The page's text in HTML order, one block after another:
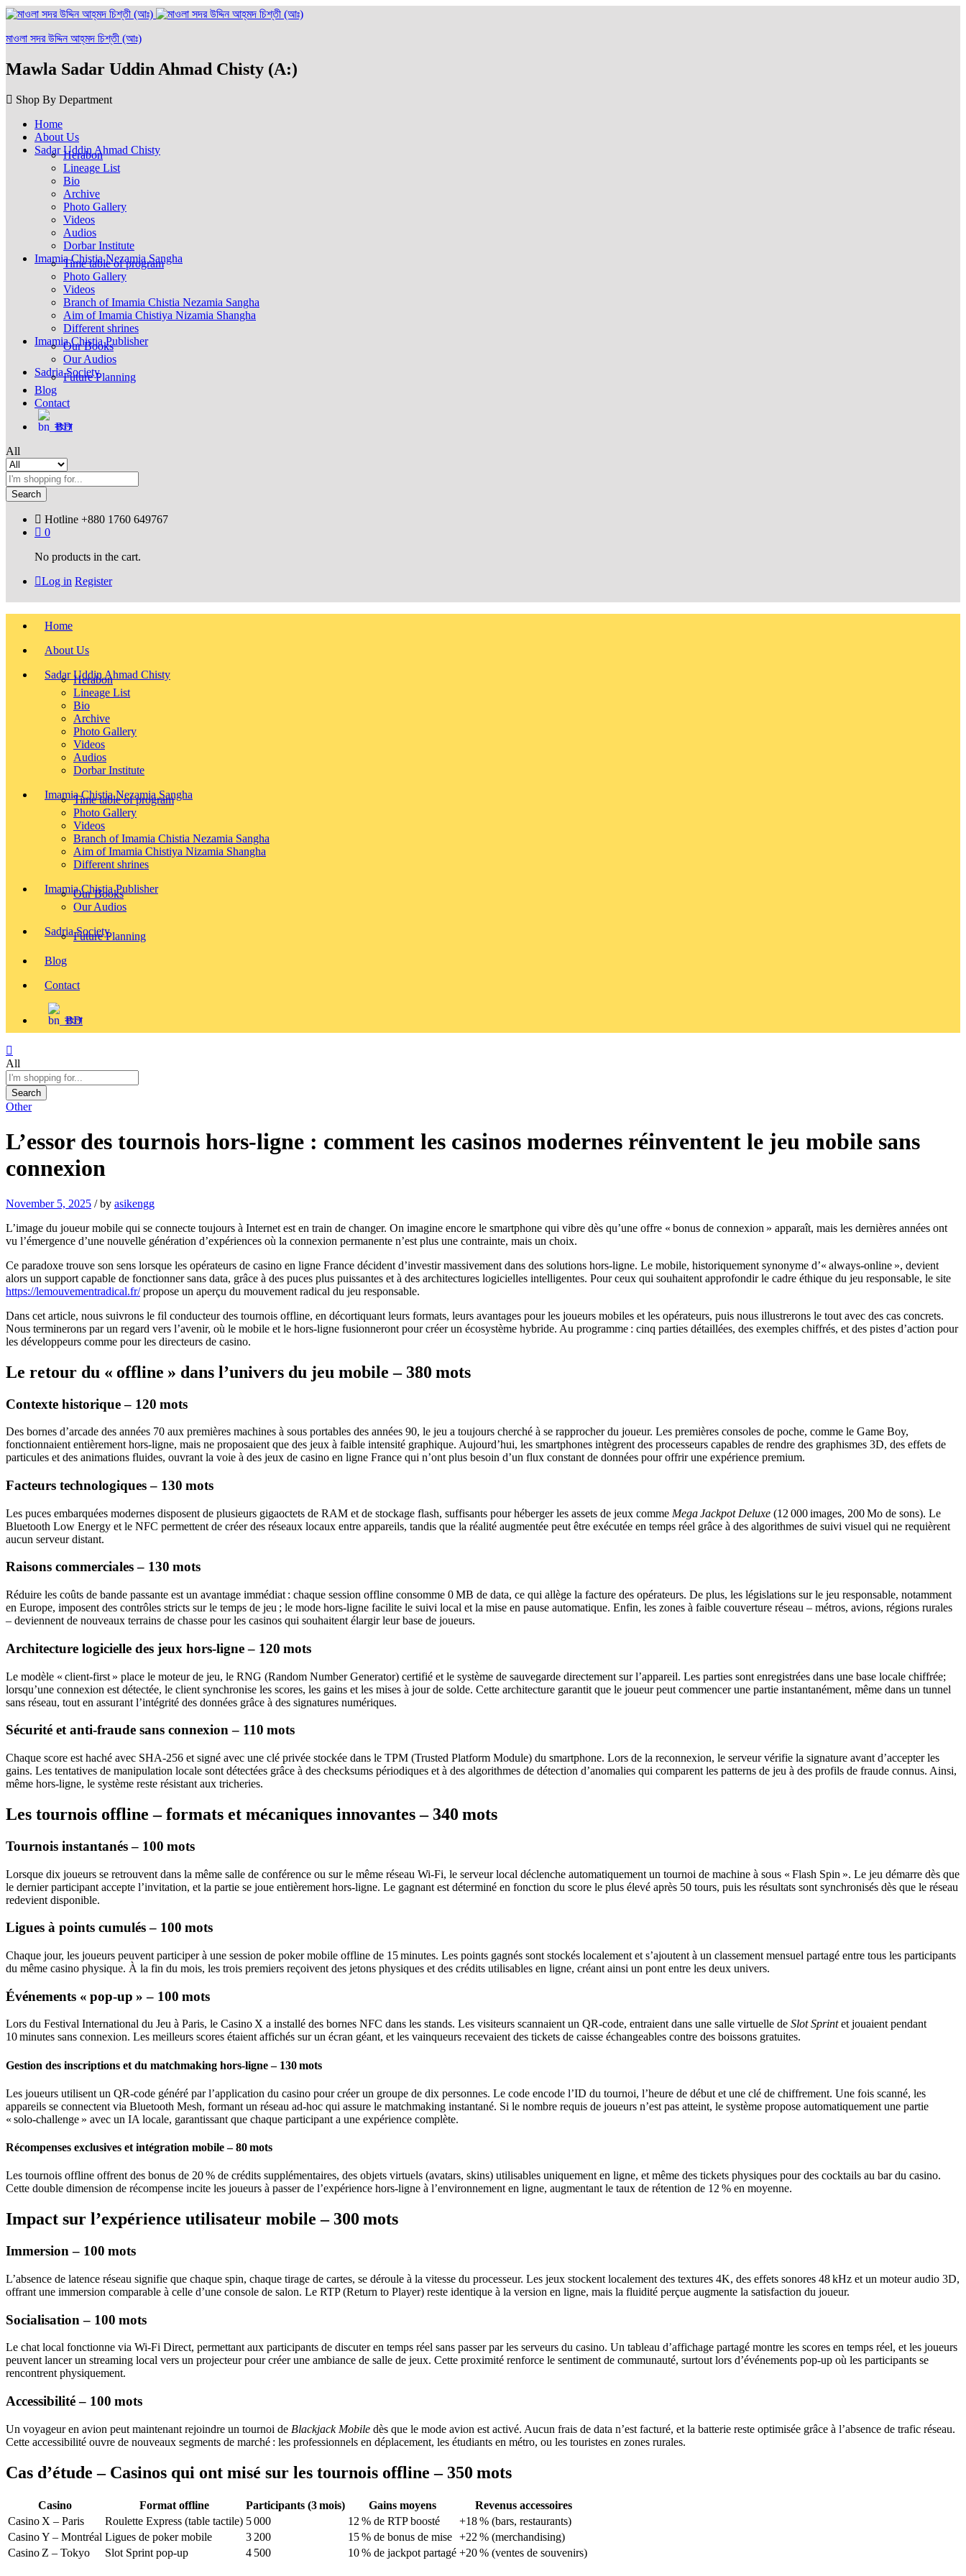
মাওলা সদর উদ্দিন আহ্‌মদ চিশ্‌তী (আঃ)
Mawla Sadar Uddin Ahmad Chisty (A:)
Shop By Department
Home
About Us
Sadar Uddin Ahmad Chisty
Herabon
Lineage List
Bio
Archive
Photo Gallery
Videos
Audios
Dorbar Institute
Imamia Chistia Nezamia Sangha
Time table of program
Photo Gallery
Videos
Branch of Imamia Chistia Nezamia Sangha
Aim of Imamia Chistiya Nizamia Shangha
Different shrines
Imamia Chistia Publisher
Our Books
Our Audios
Sadria Society
Future Planning
Blog
Contact
বাংলা
All
Search
Hotline +880 1760 649767
0
No products in the cart.
Log in Register
Home
About Us
Sadar Uddin Ahmad Chisty
Herabon
Lineage List
Bio
Archive
Photo Gallery
Videos
Audios
Dorbar Institute
Imamia Chistia Nezamia Sangha
Time table of program
Photo Gallery
Videos
Branch of Imamia Chistia Nezamia Sangha
Aim of Imamia Chistiya Nizamia Shangha
Different shrines
Imamia Chistia Publisher
Our Books
Our Audios
Sadria Society
Future Planning
Blog
Contact
বাংলা
All
Search
Other
L’essor des tournois hors‑ligne : comment les casinos modernes réinventent le jeu mobile sans
connexion
November 5, 2025 /by asikengg
L’image du joueur mobile qui se connecte toujours à Internet est en train de changer. On imagine encore le smartphone qui vibre dès qu’une offre « bonus de connexion » apparaît, mais les dernières années ont
vu l’émergence d’une nouvelle génération d’expériences où la connexion permanente n’est plus une contrainte, mais un choix.
Ce paradoxe trouve son sens lorsque les opérateurs de casino en ligne France décident d’investir massivement dans des solutions hors‑ligne. Le mobile, historiquement synonyme d’« always‑online », devient
alors un support capable de fonctionner sans data, grâce à des puces plus puissantes et à des architectures logicielles intelligentes. Pour ceux qui souhaitent approfondir le cadre éthique du jeu responsable, le site
https://lemouvementradical.fr/propose un aperçu du mouvement radical du jeu responsable.
Dans cet article, nous suivrons le fil conducteur des tournois offline, en décortiquant leurs formats, leurs avantages pour les joueurs mobiles et les opérateurs, puis nous illustrerons le tout avec des cas concrets.
Nous terminerons par un regard vers l’avenir, où le mobile et le hors‑ligne fusionneront pour créer un écosystème hybride. Au programme : cinq parties détaillées, des exemples chiffrés, et des pistes d’action pour
les développeurs comme pour les directeurs de casino.
Le retour du « offline » dans l’univers du jeu mobile – 380 mots
Contexte historique – 120 mots
Des bornes d’arcade des années 70 aux premières machines à sous portables des années 90, le jeu a toujours cherché à se rapprocher du joueur. Les premières consoles de poche, comme le Game Boy,
fonctionnaient entièrement hors‑ligne, mais ne proposaient que des jeux à faible intensité graphique. Aujourd’hui, les smartphones intègrent des processeurs capables de rendre des graphismes 3D, des effets de
particules et des animations fluides, ouvrant la voie à des jeux de casino en ligne France qui n’ont plus besoin d’un flux constant de données pour offrir une expérience premium.
Facteurs technologiques – 130 mots
Les puces embarquées modernes disposent de plusieurs gigaoctets de RAM et de stockage flash, suffisants pour héberger les assets de jeux comme Mega Jackpot Deluxe (12 000 images, 200 Mo de sons). Le
Bluetooth Low Energy et le NFC permettent de créer des réseaux locaux entre appareils, tandis que la réalité augmentée peut être exécutée en temps réel grâce à des algorithmes de suivi visuel qui ne requièrent
aucun serveur distant.
Raisons commerciales – 130 mots
Réduire les coûts de bande passante est un avantage immédiat : chaque session offline consomme 0 MB de data, ce qui allège la facture des opérateurs. De plus, les législations sur le jeu responsable, notamment
en Europe, imposent des contrôles stricts sur le temps de jeu ; le mode hors‑ligne facilite le suivi local et la mise en pause automatique. Enfin, les zones à faible couverture réseau – métros, avions, régions rurales
– deviennent de nouveaux terrains de chasse pour les casinos qui souhaitent élargir leur base de joueurs.
Architecture logicielle des jeux hors‑ligne – 120 mots
Le modèle « client‑first » place le moteur de jeu, le RNG (Random Number Generator) certifié et le système de sauvegarde directement sur l’appareil. Les parties sont enregistrées dans une base locale chiffrée;
lorsqu’une connexion est détectée, le client synchronise les scores, les gains et les mises à jour de solde. Cette architecture garantit que le joueur peut commencer une partie instantanément, même dans un tunnel
sans réseau, tout en assurant l’intégrité des données grâce à des signatures numériques.
Sécurité et anti‑fraude sans connexion – 110 mots
Chaque score est haché avec SHA‑256 et signé avec une clé privée stockée dans le TPM (Trusted Platform Module) du smartphone. Lors de la reconnexion, le serveur vérifie la signature avant d’accepter les
gains. Les tentatives de manipulation locale sont détectées grâce à des checksums périodiques et à des algorithmes de détection d’anomalies qui comparent les patterns de jeu à des profils de fraude connus. Ainsi,
même hors‑ligne, le système reste résistant aux tricheries.
Les tournois offline – formats et mécaniques innovantes – 340 mots
Tournois instantanés – 100 mots
Lorsque dix joueurs se retrouvent dans la même salle de conférence ou sur le même réseau Wi‑Fi, le serveur local déclenche automatiquement un tournoi de machine à sous « Flash Spin ». Le jeu démarre dès que
le dernier participant accepte l’invitation, et la partie se joue entièrement hors‑ligne. Le gagnant est déterminé en fonction du score le plus élevé après 50 tours, puis les résultats sont synchronisés dès que le réseau
redevient disponible.
Ligues à points cumulés – 100 mots
Chaque jour, les joueurs peuvent participer à une session de poker mobile offline de 15 minutes. Les points gagnés sont stockés localement et s’ajoutent à un classement mensuel partagé entre tous les participants
du même casino physique. À la fin du mois, les trois premiers reçoivent des jetons physiques et des crédits utilisables en ligne, créant ainsi un pont entre les deux univers.
Événements « pop‑up » – 100 mots
Lors du Festival International du Jeu à Paris, le Casino X a installé des bornes NFC dans les stands. Les visiteurs scannaient un QR‑code, entraient dans une salle virtuelle de Slot Sprintet jouaient pendant
10 minutes sans connexion. Les meilleurs scores étaient affichés sur un écran géant, et les vainqueurs recevaient des tickets de caisse échangeables contre des boissons gratuites.
Gestion des inscriptions et du matchmaking hors‑ligne – 130 mots
Les joueurs utilisent un QR‑code généré par l’application du casino pour créer un groupe de dix personnes. Le code encode l’ID du tournoi, l’heure de début et une clé de chiffrement. Une fois scanné, les
appareils se connectent via Bluetooth Mesh, formant un réseau ad‑hoc qui assure le matchmaking instantané. Si le nombre requis de joueurs n’est pas atteint, le système propose automatiquement une partie
« solo‑challenge » avec un IA locale, garantissant que chaque participant a une expérience complète.
Récompenses exclusives et intégration mobile – 80 mots
Les tournois offline offrent des bonus de 20 % de crédits supplémentaires, des objets virtuels (avatars, skins) utilisables uniquement en ligne, et même des tickets physiques pour des cocktails au bar du casino.
Cette double dimension de récompense incite les joueurs à passer de l’expérience hors‑ligne à l’environnement en ligne, augmentant le taux de rétention de 12 % en moyenne.
Impact sur l’expérience utilisateur mobile – 300 mots
Immersion – 100 mots
L’absence de latence réseau signifie que chaque spin, chaque tirage de cartes, se déroule à la vitesse du processeur. Les jeux stockent localement des textures 4K, des effets sonores 48 kHz et un moteur audio 3D,
offrant une immersion comparable à celle d’une console de salon. Le RTP (Return to Player) reste identique à la version en ligne, mais la fluidité perçue augmente la satisfaction du joueur.
Socialisation – 100 mots
Le chat local fonctionne via Wi‑Fi Direct, permettant aux participants de discuter en temps réel sans passer par les serveurs du casino. Un tableau d’affichage partagé montre les scores en temps réel, et les joueurs
peuvent lancer un streaming local vers un projecteur pour créer une ambiance de salle de jeux. Cette proximité renforce le sentiment de communauté, surtout lors d’événements pop‑up où les participants se
rencontrent physiquement.
Accessibilité – 100 mots
Un voyageur en avion peut maintenant rejoindre un tournoi de Blackjack Mobile dès que le mode avion est activé. Aucun frais de data n’est facturé, et la batterie reste optimisée grâce à l’absence de trafic réseau.
Cette accessibilité ouvre de nouveaux segments de marché : les professionnels en déplacement, les étudiants en métro, ou les touristes en zones rurales.
Cas d’étude – Casinos qui ont misé sur les tournois offline – 350 mots
Casino Format offline Participants (3 mois) Gains moyens
Revenus accessoires
Casino X – Paris
Roulette Express (table tactile) 5 000 12 % de RTP boosté
+18 % (bars, restaurants)
Casino Y – Montréal Ligues de poker mobile 3 200 15 % de bonus de mise +22 % (merchandising)
Casino Z – Tokyo
Slot Sprint pop‑up 4 500 10 % de jackpot partagé +20 % (ventes de souvenirs)